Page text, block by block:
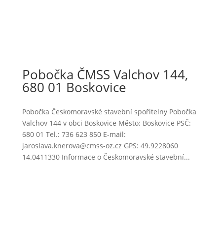
Pobočka ČMSS Valchov 144,
680 01 Boskovice
Pobočka Českomoravské stavební spořitelny Pobočka
Valchov 144 v obci Boskovice Město: Boskovice PSČ:
680 01 Tel.: 736 623 850 E-mail:
jaroslava.knerova@cmss-oz.cz GPS: 49.9228060
14.0411330 Informace o Českomoravské stavební...